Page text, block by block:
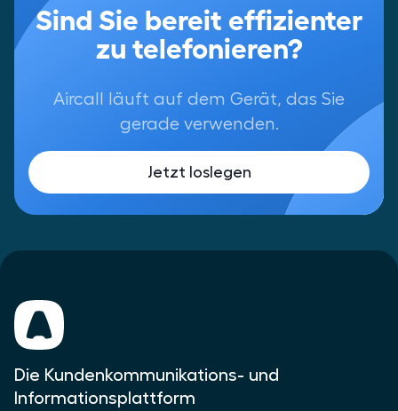
Sind Sie bereit effizienter
zu telefonieren?
Aircall läuft auf dem Gerät, das Sie
gerade verwenden.
Jetzt loslegen
Die Kundenkommunikations- und
Informationsplattform